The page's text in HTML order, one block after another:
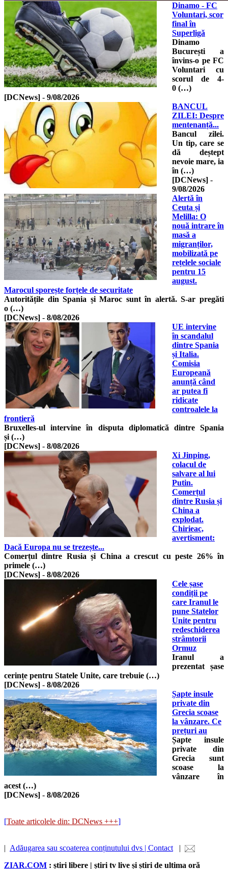
Dinamo - FC
Voluntari, scor
final în
Superligă
Dinamo
București a
învins-o pe FC
Voluntari cu
scorul de 4-
0 (…)
[DCNews] - 9/08/2026
BANCUL
ZILEI: Despre
mentenanță...
Bancul zilei.
Un tip, care se
dă deștept
nevoie mare, ia
în (…)
[DCNews] -
9/08/2026
Alertă în
Ceuta și
Melilla: O
nouă intrare în
masă a
migranților,
mobilizată pe
rețelele sociale
pentru 15
august.
Marocul sporește forțele de securitate
Autoritățile din Spania și Maroc sunt în alertă. S-ar pregăti
o (…)
[DCNews] - 8/08/2026
UE intervine
în scandalul
dintre Spania
și Italia.
Comisia
Europeană
anunță când
ar putea fi
ridicate
controalele la
frontieră
Bruxelles-ul intervine în disputa diplomatică dintre Spania
și (…)
[DCNews] - 8/08/2026
Xi Jinping,
colacul de
salvare al lui
Putin.
Comerțul
dintre Rusia și
China a
explodat.
Chirieac,
avertisment:
Dacă Europa nu se trezește...
Comerțul dintre Rusia și China a crescut cu peste 26% în
primele (…)
[DCNews] - 8/08/2026
Cele șase
condiții pe
care Iranul le
pune Statelor
Unite pentru
redeschiderea
strâmtorii
Ormuz
Iranul a
prezentat șase
cerințe pentru Statele Unite, care trebuie (…)
[DCNews] - 8/08/2026
Șapte insule
private din
Grecia scoase
la vânzare. Ce
prețuri au
Șapte insule
private din
Grecia sunt
scoase la
vânzare în
acest (…)
[DCNews] - 8/08/2026
[Toate articolele din: DCNews +++]
| Adăugarea sau scoaterea conținutului dvs | Contact |
ZIAR.COM : știri libere | știri tv live și știri de ultima oră